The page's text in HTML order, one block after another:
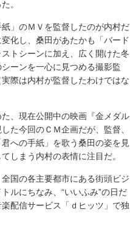
。
」のＭＶを監督したのが内村だ
化し、桑田があたかも「バード
トシーンに加え、広く開けた冬
ーンを一心に見つめる撮影監
際は内村が監督したわけではな
、現在公開中の映画『金メダル
た今回のＣＭ企画だが、監督、
への手紙」を歌う桑田の姿を見
しまう内村の表情に注目だ。
国の各主要都市にある街頭ビジ
ルにちなみ、“いいふみ”の日だ
配信サービス「ｄヒッツ」で独